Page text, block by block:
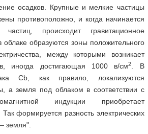
осадков. Крупные и мелкие частицы
противоположно, и когда начинается
происходит гравитационное
облаке образуются зоны положительного
между которыми возникает
иногда достигающая 1000 в/см2
. В
Сb, как правило, локализуются
а земля под облаком в соответствии с
индукции приобретает
формируется разность электрических
земля".